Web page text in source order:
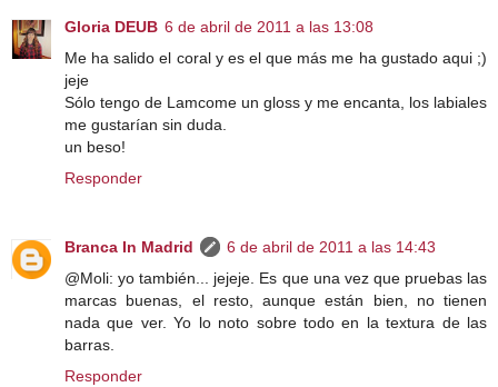
Gloria DEUB 6 de abril de 2011 a las 13:08
Me ha salido el coral y es el que más me ha gustado aqui ;)
jeje
Sólo tengo de Lamcome un gloss y me encanta, los labiales
me gustarían sin duda.
un beso!
Responder
Branca In Madrid
6 de abril de 2011 a las 14:43
@Moli: yo también... jejeje. Es que una vez que pruebas las
marcas buenas, el resto, aunque están bien, no tienen
nada que ver. Yo lo noto sobre todo en la textura de las
barras.
Responder